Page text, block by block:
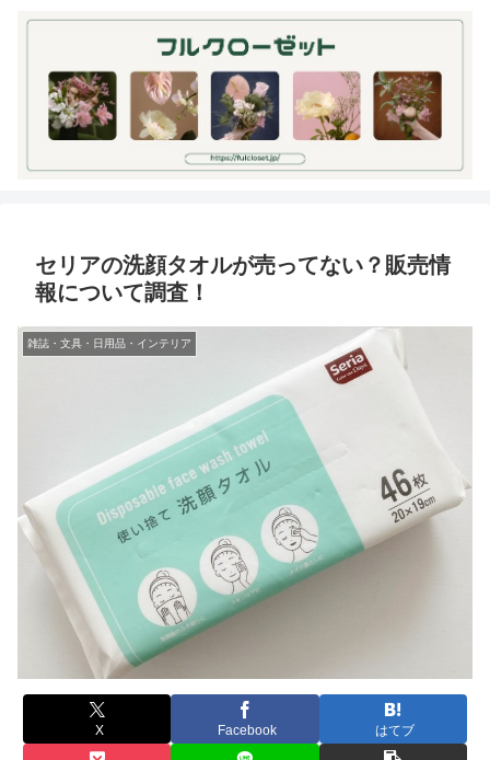
セリアの洗顔タオルが売ってない？販売情
報について調査！
雑誌・文具・日用品・インテリア
X Facebook はてブ